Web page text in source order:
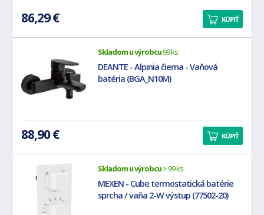
86,29 € KÚPIŤ
Skladom u výrobcu99 ks
DEANTE - Alpinia čierna - Vaňová
batéria (BGA_N10M)
88,90 € KÚPIŤ
Skladom u výrobcu> 99 ks
MEXEN - Cube termostatická batérie
sprcha / vaňa 2-W výstup (77502-20)